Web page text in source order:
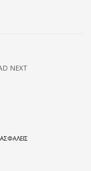
NEXT